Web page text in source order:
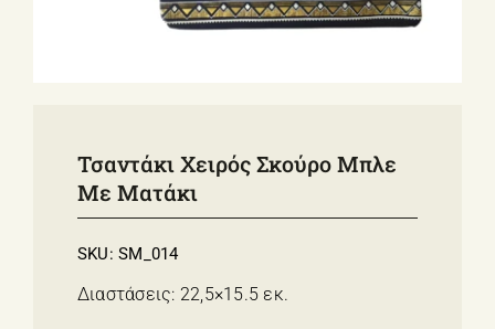
Τσαντάκι Χειρός Σκούρο Μπλε
Με Ματάκι
SKU:SM_014
Διαστάσεις: 22,5×15.5 εκ.